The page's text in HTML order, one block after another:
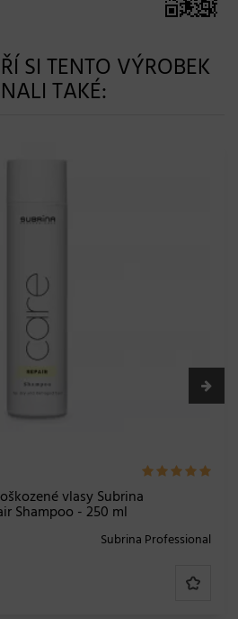
SI TENTO VÝROBEK
TAKÉ:
vlasy Subrina
Shampoo - 250 ml
Subrina Professional